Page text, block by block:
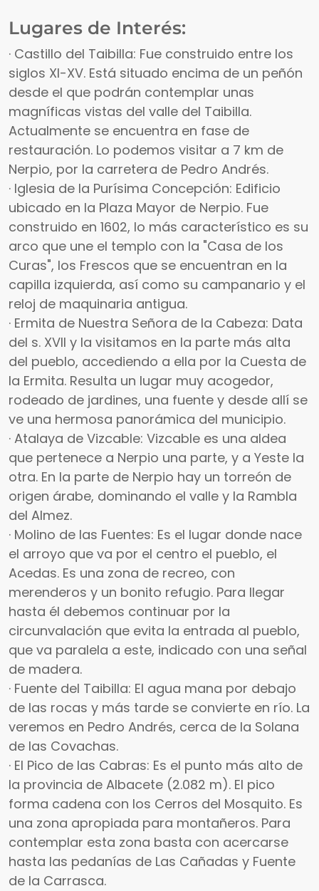
Lugares de Interés:
· Castillo del Taibilla: Fue construido entre los
siglos XI-XV. Está situado encima de un peñón
desde el que podrán contemplar unas
magníficas vistas del valle del Taibilla.
Actualmente se encuentra en fase de
restauración. Lo podemos visitar a 7 km de
Nerpio, por la carretera de Pedro Andrés.
· Iglesia de la Purísima Concepción: Edificio
ubicado en la Plaza Mayor de Nerpio. Fue
construido en 1602, lo más característico es su
arco que une el templo con la "Casa de los
Curas", los Frescos que se encuentran en la
capilla izquierda, así como su campanario y el
reloj de maquinaria antigua.
· Ermita de Nuestra Señora de la Cabeza: Data
del s. XVII y la visitamos en la parte más alta
del pueblo, accediendo a ella por la Cuesta de
la Ermita. Resulta un lugar muy acogedor,
rodeado de jardines, una fuente y desde allí se
ve una hermosa panorámica del municipio.
· Atalaya de Vizcable: Vizcable es una aldea
que pertenece a Nerpio una parte, y a Yeste la
otra. En la parte de Nerpio hay un torreón de
origen árabe, dominando el valle y la Rambla
del Almez.
· Molino de las Fuentes: Es el lugar donde nace
el arroyo que va por el centro el pueblo, el
Acedas. Es una zona de recreo, con
merenderos y un bonito refugio. Para llegar
hasta él debemos continuar por la
circunvalación que evita la entrada al pueblo,
que va paralela a este, indicado con una señal
de madera.
· Fuente del Taibilla: El agua mana por debajo
de las rocas y más tarde se convierte en río. La
veremos en Pedro Andrés, cerca de la Solana
de las Covachas.
· El Pico de las Cabras: Es el punto más alto de
la provincia de Albacete (2.082 m). El pico
forma cadena con los Cerros del Mosquito. Es
una zona apropiada para montañeros. Para
contemplar esta zona basta con acercarse
hasta las pedanías de Las Cañadas y Fuente
de la Carrasca.